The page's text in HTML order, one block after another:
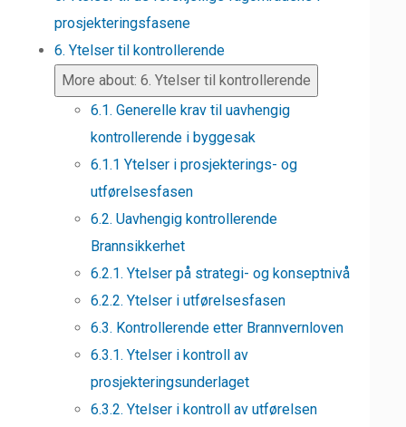
prosjekteringsfasene
6. Ytelser til kontrollerende
More about: 6. Ytelser til kontrollerende
6.1. Generelle krav til uavhengig
kontrollerende i byggesak
6.1.1 Ytelser i prosjekterings- og
utførelsesfasen
6.2. Uavhengig kontrollerende
Brannsikkerhet
6.2.1. Ytelser på strategi- og konseptnivå
6.2.2. Ytelser i utførelsesfasen
6.3. Kontrollerende etter Brannvernloven
6.3.1. Ytelser i kontroll av
prosjekteringsunderlaget
6.3.2. Ytelser i kontroll av utførelsen